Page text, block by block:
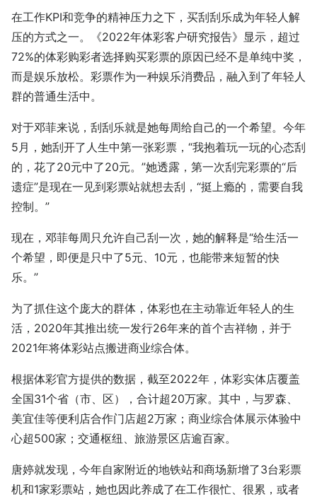
在工作KPI和竞争的精神压力之下，买刮刮乐成为年轻人解
压的方式之一。《2022年体彩客户研究报告》显示，超过
72%的体彩购彩者选择购买彩票的原因已经不是单纯中奖，
而是娱乐放松。彩票作为一种娱乐消费品，融入到了年轻人
群的普通生活中。
对于邓菲来说，刮刮乐就是她每周给自己的一个希望。今年
5月，她刮开了人生中第一张彩票，“我抱着玩一玩的心态刮
的，花了20元中了20元。”她透露，第一次刮完彩票的“后
遗症”是现在一见到彩票站就想去刮，“挺上瘾的，需要自我
控制。”
现在，邓菲每周只允许自己刮一次，她的解释是“给生活一
个希望，即便是只中了5元、10元，也能带来短暂的快
乐。”
为了抓住这个庞大的群体，体彩也在主动靠近年轻人的生
活，2020年其推出统一发行26年来的首个吉祥物，并于
2021年将体彩站点搬进商业综合体。
根据体彩官方提供的数据，截至2022年，体彩实体店覆盖
全国31个省（市、区），合计超20万家。其中，与罗森、
美宜佳等便利店合作门店超2万家；商业综合体展示体验中
心超500家；交通枢纽、旅游景区店逾百家。
唐婷就发现，今年自家附近的地铁站和商场新增了3台彩票
机和1家彩票站，她也因此养成了在工作很忙、很累，或者